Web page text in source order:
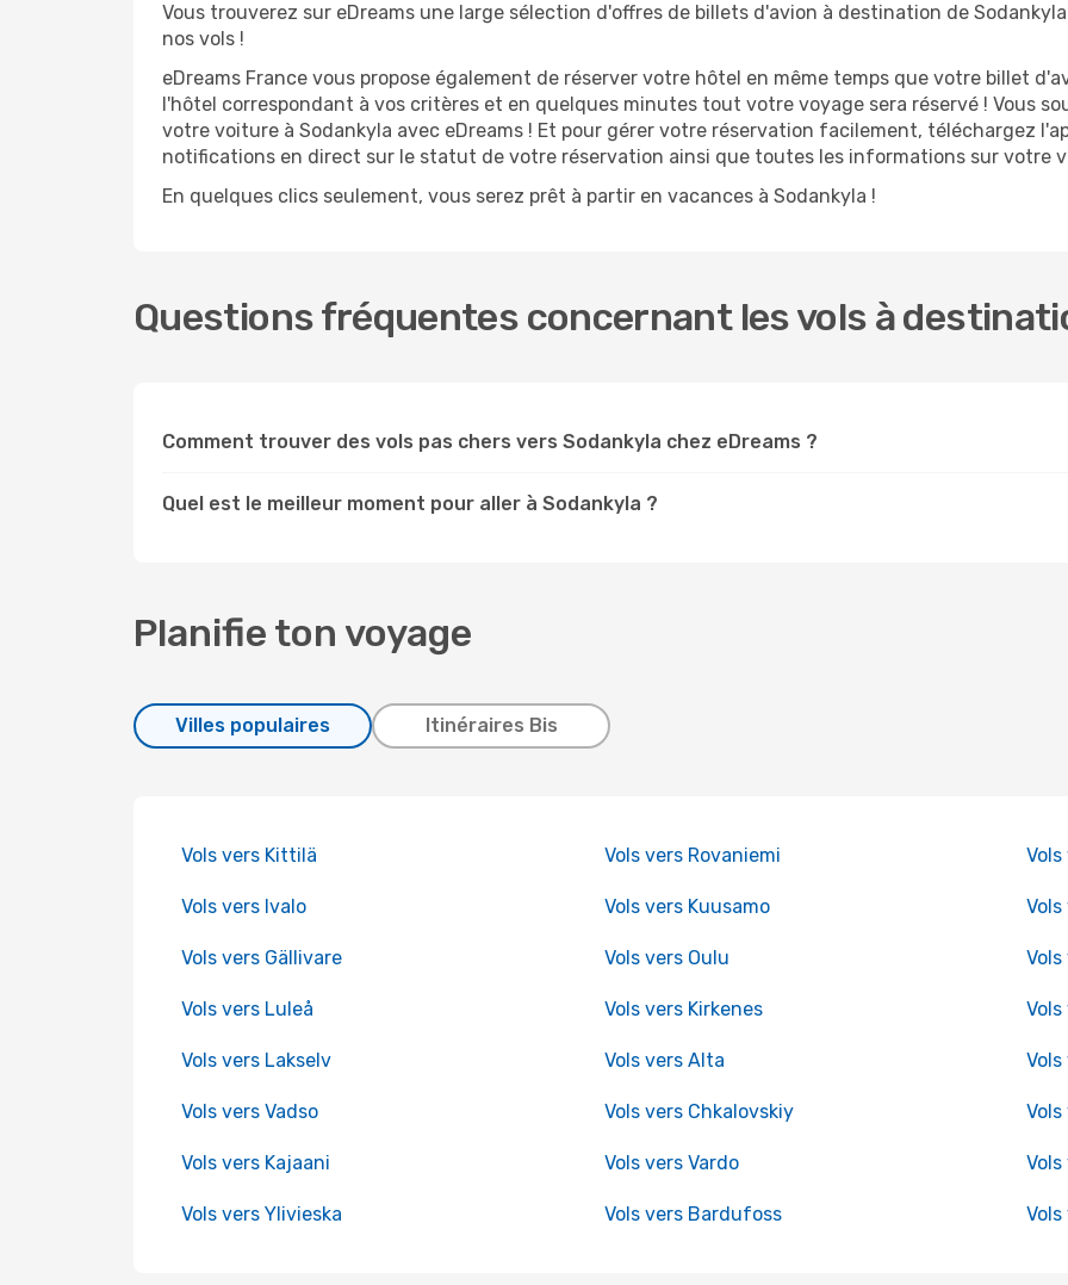
Vous trouverez sur eDreams une large sélection d'offres de billets d'avion à destination de
nos vols !
eDreams France vous propose également de réserver votre hôtel en même temps que votre billet
l'hôtel correspondant à vos critères et en quelques minutes tout votre voyage sera réservé ! Vous
votre voiture à Sodankyla avec eDreams ! Et pour gérer votre réservation facilement, téléchargez
notifications en direct sur le statut de votre réservation ainsi que toutes les informations sur votre
En quelques clics seulement, vous serez prêt à partir en vacances à Sodankyla !
Questions fréquentes concernant les vols à
Comment trouver des vols pas chers vers Sodankyla chez eDreams ?
Quel est le meilleur moment pour aller à Sodankyla ?
Planifie ton voyage
Villes populaires Itinéraires Bis
Vols vers Kittilä Vols vers Rovaniemi
Vols vers Ivalo Vols vers Kuusamo Vols
Vols vers Gällivare Vols vers Oulu
Vols vers Luleå Vols vers Kirkenes
Vols vers Lakselv Vols vers Alta
Vols vers Vadso Vols vers Chkalovskiy
Vols vers Kajaani Vols vers Vardo
Vols vers Ylivieska Vols vers Bardufoss